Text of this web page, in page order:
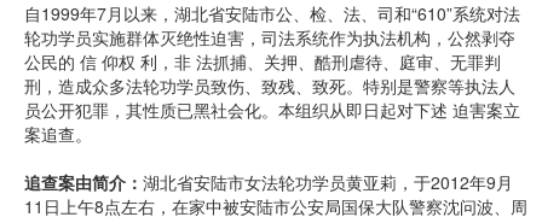
自1999年7月以来，湖北省安陆市公、检、法、司和“610”系统对法
轮功学员实施群体灭绝性迫害，司法系统作为执法机构，公然剥夺
公民的 信 仰权 利，非 法抓捕、关押、酷刑虐待、庭审、无罪判
刑，造成众多法轮功学员致伤、致残、致死。特别是警察等执法人
员公开犯罪，其性质已黑社会化。本组织从即日起对下述 迫害案立
案追查。
追查案由简介： 湖北省安陆市女法轮功学员黄亚莉，于2012年9月
11日上午8点左右，在家中被安陆市公安局国保大队警察沈问波、周